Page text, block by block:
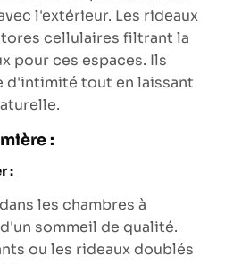
l'extérieur. Les rideaux
cellulaires filtrant la
pour ces espaces. Ils
d'intimité tout en laissant
:
:
les chambres à
sommeil de qualité.
ou les rideaux doublés